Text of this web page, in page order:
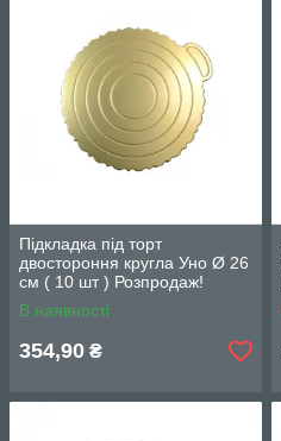
Підкладка під торт
двостороння кругла Уно Ø 26
см ( 10 шт ) Розпродаж!
В наявності
354,90 ₴